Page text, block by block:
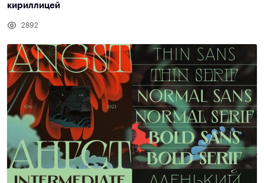
кириллицей
2892